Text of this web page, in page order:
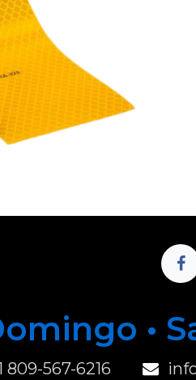
•
809-567-6216